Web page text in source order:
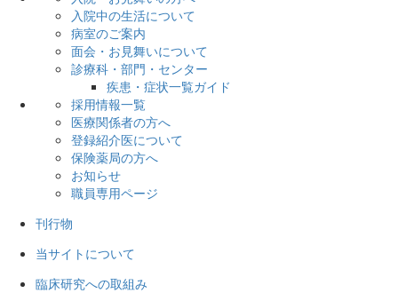
入院中の生活について
病室のご案内
面会・お見舞いについて
診療科・部門・センター
疾患・症状一覧ガイド
採用情報一覧
医療関係者の方へ
登録紹介医について
保険薬局の方へ
お知らせ
職員専用ページ
刊行物
当サイトについて
臨床研究への取組み